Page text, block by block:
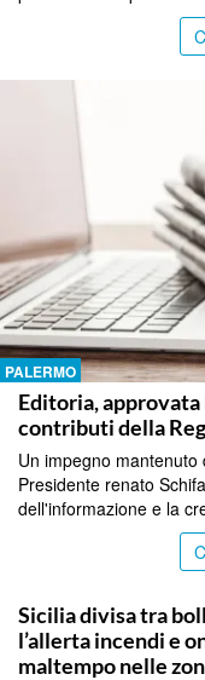
PALERMO
Editoria,
contributi della
Un impegno
Presidente renato
dell'informazione e la
Sicilia divisa tra
l’allerta incendi e
maltempo nelle